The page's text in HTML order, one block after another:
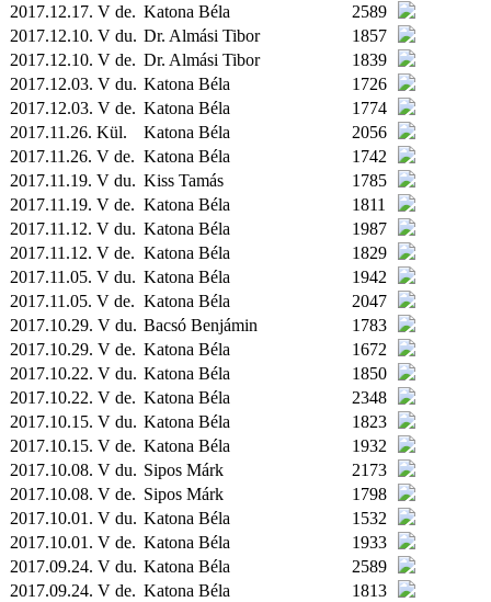
2017.12.17. V de. Katona Béla
2589
2017.12.10. V du. Dr. Almási Tibor
1857
2017.12.10. V de. Dr. Almási Tibor
1839
2017.12.03. V du. Katona Béla
1726
2017.12.03. V de. Katona Béla
1774
2017.11.26. Kül. Katona Béla
2056
2017.11.26. V de. Katona Béla
1742
2017.11.19. V du. Kiss Tamás
1785
2017.11.19. V de. Katona Béla
1811
2017.11.12. V du. Katona Béla
1987
2017.11.12. V de. Katona Béla
1829
2017.11.05. V du. Katona Béla
1942
2017.11.05. V de. Katona Béla
2047
2017.10.29. V du. Bacsó Benjámin
1783
2017.10.29. V de. Katona Béla
1672
2017.10.22. V du. Katona Béla
1850
2017.10.22. V de. Katona Béla
2348
2017.10.15. V du. Katona Béla
1823
2017.10.15. V de. Katona Béla
1932
2017.10.08. V du. Sipos Márk
2173
2017.10.08. V de. Sipos Márk
1798
2017.10.01. V du. Katona Béla
1532
2017.10.01. V de. Katona Béla
1933
2017.09.24. V du. Katona Béla
2589
2017.09.24. V de. Katona Béla
1813